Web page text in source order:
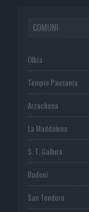
COMUNI
Olbia
Tempio Pausania
Arzachena
La Maddalena
S. T. Gallura
Budoni
San Teodoro